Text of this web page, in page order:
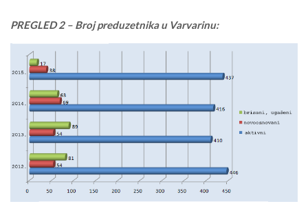
PREGLED 2 – Broj preduzetnika u Varvarinu: